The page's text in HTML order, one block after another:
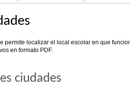
permite localizar el local escolar en que
en formato PDF.
ciudades